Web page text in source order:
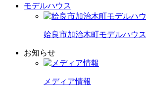
モデルハウス
姶良市加治木町モデルハウス
お知らせ
メディア情報